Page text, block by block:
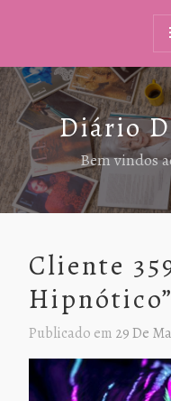
Diário
Bem vindos
Cliente
Hipnótico”
Publicado em 29 De